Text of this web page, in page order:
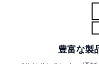
豊富な製